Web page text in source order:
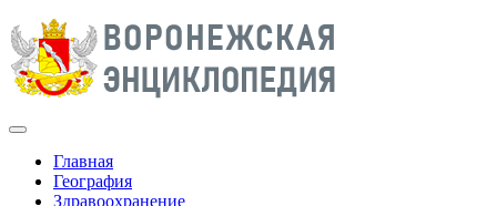
Главная
География
Здравоохранение